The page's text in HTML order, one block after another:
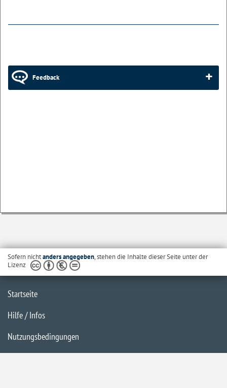
Feedback
Sofern nichtanders angegeben, stehen die Inhalte dieser Seite unter der
Lizenz
Startseite
Hilfe / Infos
Nutzungsbedingungen